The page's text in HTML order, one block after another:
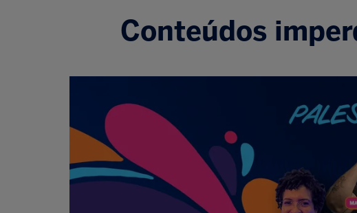
Conteúdos